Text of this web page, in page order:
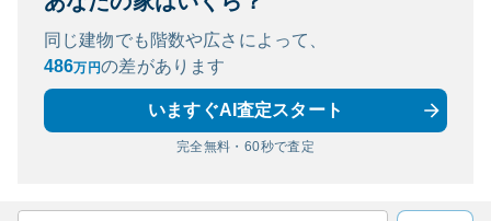
同じ建物でも階数や広さによって、
486万円の差があります
いますぐAI査定スタート
完全無料・60秒で査定